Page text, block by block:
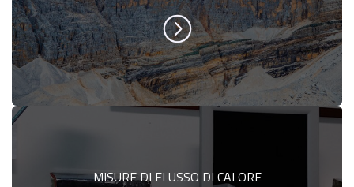
MISURE DI FLUSSO DI CALORE